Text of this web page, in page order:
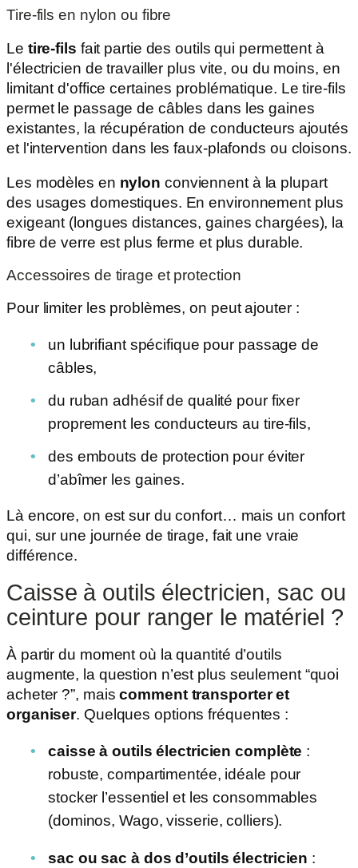
Tire-fils en nylon ou fibre
Le tire-fils fait partie des outils qui permettent à
l'électricien de travailler plus vite, ou du moins, en
limitant d'office certaines problématique. Le tire-fils
permet le passage de câbles dans les gaines
existantes, la récupération de conducteurs ajoutés
et l'intervention dans les faux-plafonds ou cloisons.
Les modèles en nylon conviennent à la plupart
des usages domestiques. En environnement plus
exigeant (longues distances, gaines chargées), la
fibre de verre est plus ferme et plus durable.
Accessoires de tirage et protection
Pour limiter les problèmes, on peut ajouter :
un lubrifiant spécifique pour passage de
câbles,
du ruban adhésif de qualité pour fixer
proprement les conducteurs au tire-fils,
des embouts de protection pour éviter
d’abîmer les gaines.
Là encore, on est sur du confort… mais un confort
qui, sur une journée de tirage, fait une vraie
différence.
Caisse à outils électricien, sac ou
ceinture pour ranger le matériel ?
À partir du moment où la quantité d’outils
augmente, la question n’est plus seulement “quoi
acheter ?”, maiscomment transporter et
organiser. Quelques options fréquentes :
caisse à outils électricien complète :
robuste, compartimentée, idéale pour
stocker l’essentiel et les consommables
(dominos, Wago, visserie, colliers).
sac ou sac à dos d’outils électricien :